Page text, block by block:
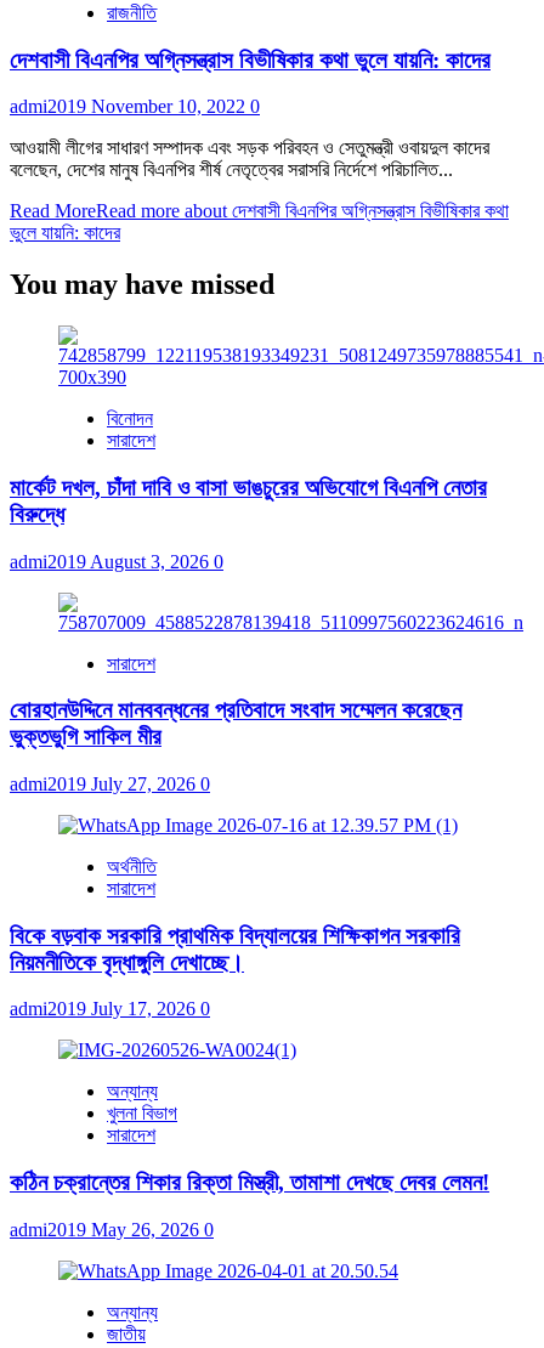
রাজনীতি
দেশবাসী বিএনপির অগ্নিসন্ত্রাস বিভীষিকার কথা ভুলে যায়নি: কাদের
admi2019 November 10, 2022 0
আওয়ামী লীগের সাধারণ সম্পাদক এবং সড়ক পরিবহন ও সেতুমন্ত্রী ওবায়দুল কাদের
বলেছেন, দেশের মানুষ বিএনপির শীর্ষ নেতৃত্বের সরাসরি নির্দেশে পরিচালিত...
Read MoreRead more about দেশবাসী বিএনপির অগ্নিসন্ত্রাস বিভীষিকার কথা
ভুলে যায়নি: কাদের
You may have missed
বিনোদন
সারাদেশ
মার্কেট দখল, চাঁদা দাবি ও বাসা ভাঙচুরের অভিযোগে বিএনপি নেতার
বিরুদ্ধে
admi2019 August 3, 2026 0
সারাদেশ
বোরহানউদ্দিনে মানববন্ধনের প্রতিবাদে সংবাদ সম্মেলন করেছেন
ভুক্তভুগি সাকিল মীর
admi2019 July 27, 2026 0
অর্থনীতি
সারাদেশ
বিকে বড়বাক সরকারি প্রাথমিক বিদ্যালয়ের শিক্ষিকাগন সরকারি
নিয়মনীতিকে বৃদ্ধাঙ্গুলি দেখাচ্ছে।
admi2019 July 17, 2026 0
অন্যান্য
খুলনা বিভাগ
সারাদেশ
কঠিন চক্রান্তের শিকার রিক্তা মিস্ত্রী, তামাশা দেখছে দেবর লেমন!
admi2019 May 26, 2026 0
অন্যান্য
জাতীয়